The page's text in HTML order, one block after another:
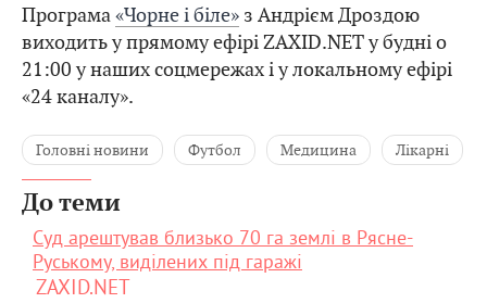
Програма«Чорне і біле» з Андрієм Дроздою
виходить у прямому ефірі ZAXID.NET у будні о
21:00 у наших соцмережах і у локальному ефірі
«24 каналу».
Головні новини Футбол Медицина Лікарні
До теми
Суд арештував близько 70 га землі в Рясне-
Руському, виділених під гаражі
ZAXID.NET